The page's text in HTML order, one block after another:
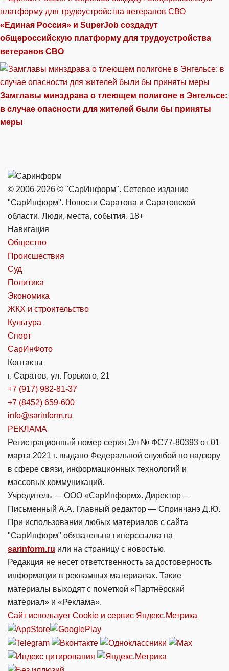
«Единая Россия» и SuperJob создадут
общероссийскую платформу для трудоустройства
ветеранов СВО
Замглавы минздрава о тлеющем полигоне в Энгельсе:
в случае опасности для жителей были бы приняты
меры
© 2006-2026 © "СарИнформ". Сетевое издание
"СарИнформ". Новости Саратова и Саратовской
области. Люди, места, события. 18+
Навигация
Общество
Происшествия
Суд
Политика
Экономика
ЖКХ и строительство
Культура
Спорт
СарИнФото
Контакты
г. Саратов, ул. Горького, 21
+7 (917) 982-81-37
+7 (8452) 659-600
info@sarinform.ru
РЕКЛАМА
Регистрационный номер серия Эл № ФС77-80393 от 01
марта 2021 г. выдано Федеральной службой по надзору
в сфере связи, информационных технологий и
массовых коммуникаций.
Учредитель — ООО «СарИнформ». Директор —
Письменный А.А. Главный редактор — Спринчанэ Д.Ю.
При использовании любых материалов с сайта
"СарИнформ" обязательна гиперссылка на
sarinform.ru или на страницу с новостью.
Редакция не несет ответственность за достоверность
информации в рекламных материалах. Такие
материалы выходят с пометкой «Партнёрский
материал» и «Реклама».
Сайт использует Cookie и сервиc Яндекс.Метрика